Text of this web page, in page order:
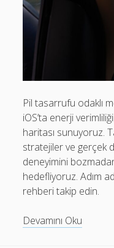
Pil tasarrufu odaklı
iOS’ta enerji
haritası sunuyoruz.
stratejiler ve gerçek
deneyimini
hedefliyoruz. Adım
rehberi takip edin.
Devamını Oku